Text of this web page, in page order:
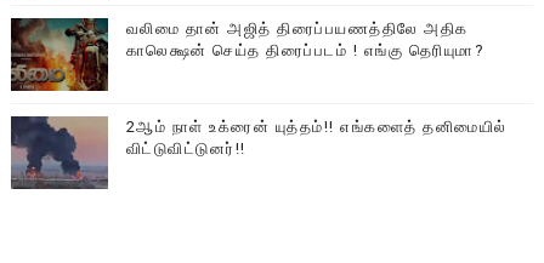
வலிமை தான் அஜித் திரைப்பயணத்திலே அதிக
காலெக்ஷன் செய்த திரைப்படம் ! எங்கு தெரியுமா?
2ஆம் நாள் உக்ரைன் யுத்தம்!! எங்களைத் தனிமையில்
விட்டுவிட்டுனர்!!